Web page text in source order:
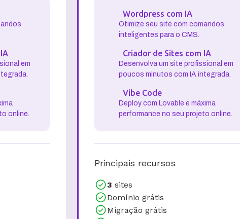
em
online.
Wordpress com IA
Otimize seu site com comandos
inteligentes para o CMS.
Criador de Sites com IA
Desenvolva um site profissional em
poucos minutos com IA integrada.
Vibe Code
Deploy com Lovable e máxima
performance no seu projeto online.
Principais recursos
3 sites
Domínio grátis
Migração grátis